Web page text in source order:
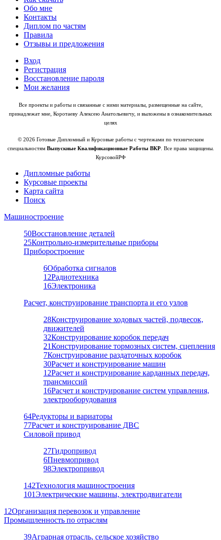
Обо мне
Контакты
Диплом по частям
Правила
Отзывы и предложения
Вход
Регистрация
Восстановление пароля
Мои желания
Все проекты и работы и связанные с ними материалы, размещенные на сайте,
принадлежат мне, Коротаеву Алексею Анатольевичу, и выложены в ознакомительных
целях
© 2026 Готовые Дипломный и Курсовые работы с чертежами по техническим
специальностям Выпускные Квалификационные Работы ВКР. Все права защищены.
КурсовойРФ
Дипломные работы
Курсовые проекты
Карта сайта
Поиск
Машиностроение
50Восстановление деталей
25Контрольно-измерительные приборы
Приборостроение
6Обработка сигналов
12Радиотехника
16Электроника
Расчет, конструирование транспорта и его узлов
28Конструирование ходовых частей, подвесок,
движителей
32Конструирование коробок передач
21Конструирование тормозных систем, сцепления
7Конструирование раздаточных коробок
30Расчет и конструирование машин
12Расчет и конструирование карданных передач,
трансмиссий
16Расчет и конструирование систем управления,
электрооборудования
64Редукторы и вариаторы
77Расчет и конструирование ДВС
Силовой привод
27Гидропривод
6Пневмопривод
98Электропривод
142Технология машиностроения
101Электрические машины, электродвигатели
12Организация перевозок и управление
Промышленность по отраслям
39Аграрная отрасль, сельское хозяйство